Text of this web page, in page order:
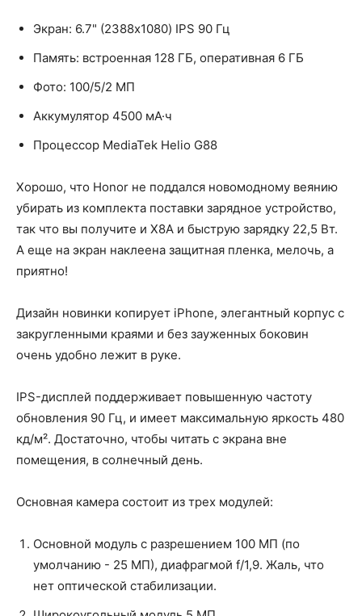
Экран: 6.7" (2388x1080) IPS 90 Гц
Память: встроенная 128 ГБ, оперативная 6 ГБ
Фото: 100/5/2 МП
Аккумулятор 4500 мА·ч
Процессор MediaTek Helio G88
Хорошо, что Honor не поддался новомодному веянию
убирать из комплекта поставки зарядное устройство,
так что вы получите и X8A и быструю зарядку 22,5 Вт.
А еще на экран наклеена защитная пленка, мелочь, а
приятно!
Дизайн новинки копирует iPhone, элегантный корпус с
закругленными краями и без зауженных боковин
очень удобно лежит в руке.
IPS-дисплей поддерживает повышенную частоту
обновления 90 Гц, и имеет максимальную яркость 480
кд/м². Достаточно, чтобы читать с экрана вне
помещения, в солнечный день.
Основная камера состоит из трех модулей:
Основной модуль с разрешением 100 МП (по
умолчанию - 25 МП), диафрагмой f/1,9. Жаль, что
нет оптической стабилизации.